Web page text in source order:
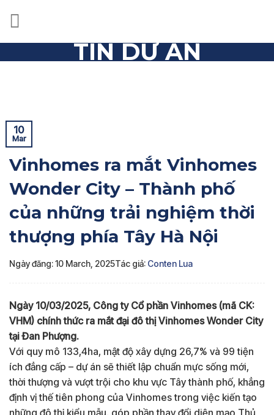
TIN DỰ ÁN
10
Mar
Vinhomes ra mắt Vinhomes
Wonder City – Thành phố
của những trải nghiệm thời
thượng phía Tây Hà Nội
Ngày đăng: 10 March, 2025Tác giả: Conten Lua
Ngày 10/03/2025, Công ty Cổ phần Vinhomes (mã CK:
VHM) chính thức ra mắt đại đô thị Vinhomes Wonder City
tại Đan Phượng.
Với quy mô 133,4ha, mật độ xây dựng 26,7% và 99 tiện
ích đẳng cấp – dự án sẽ thiết lập chuẩn mực sống mới,
thời thượng và vượt trội cho khu vực Tây thành phố, khẳng
định vị thế tiên phong của Vinhomes trong việc kiến tạo
những đô thị kiểu mẫu, góp phần thay đổi diện mạo Thủ